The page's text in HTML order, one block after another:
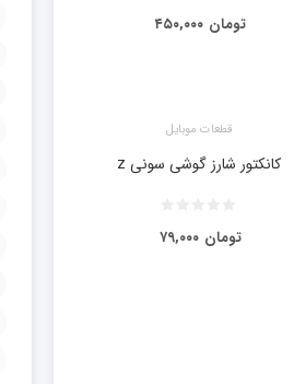
۴۵۰,۰۰۰ تومان
قطعات موبایل
کانکتور شارز گوشی سونی z
۷۹,۰۰۰ تومان